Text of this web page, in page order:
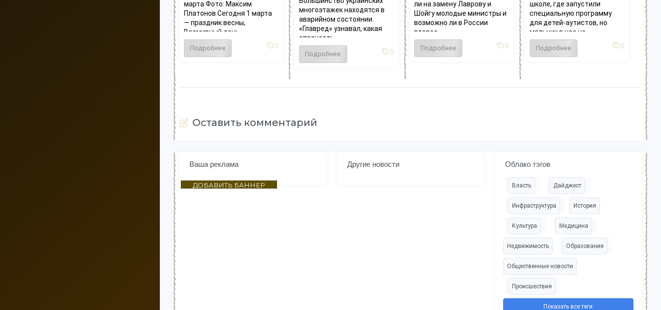
марта Фото: Максим
Платонов Сегодня 1 марта
— праздник весны,
Всемирный день...
Подробнее 0
многоэтажек находятся в
аварийном состоянии.
«Главред» узнавал, какая
опасность...
Подробнее 0
ли на замену Лаврову и
Шойгу молодые министры и
возможно ли в России
второе...
Подробнее 0
школе, где запустили
специальную программу
для детей-аутистов, но
мальчик в нее не...
Подробнее 0
Оставить комментарий
Ваша реклама
ДОБАВИТЬ БАННЕР
Другие новости Облако тэгов
Власть Дайджест
Инфраструктура История
Культура Медицина
Недвижимость Образование
Общественные новости
Происшествия
Показать все теги